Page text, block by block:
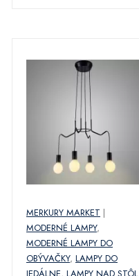
MERKURY MARKET |
MODERNÉ LAMPY,
MODERNÉ LAMPY DO
OBÝVAČKY, LAMPY DO